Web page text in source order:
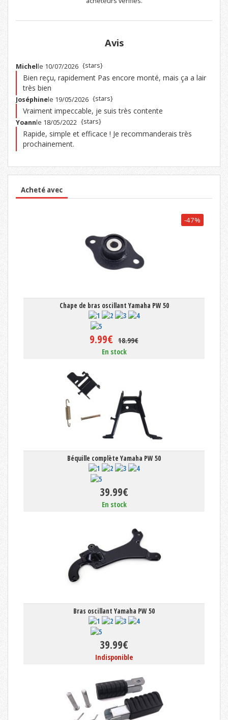
Avis
Michelle 10/07/2026 {stars}
Bien reçu, rapidement Pas encore monté, mais ça a lair
très bien
Joséphinele 19/05/2026 {stars}
Vraiment impeccable, je suis très contente
Yoannle 18/05/2022 {stars}
Rapide, simple et efficace ! Je recommanderais très
prochainement.
Acheté avec
-47%
Chape de bras oscillant Yamaha PW 50
9.99€ 18.99€
En stock
Béquille complète Yamaha PW 50
39.99€
En stock
Bras oscillant Yamaha PW 50
39.99€
Indisponible